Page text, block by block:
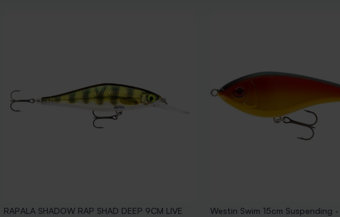
RAPALA SHADOW RAP SHAD DEEP 9CM LIVE
Westin Swim 15cm Suspending